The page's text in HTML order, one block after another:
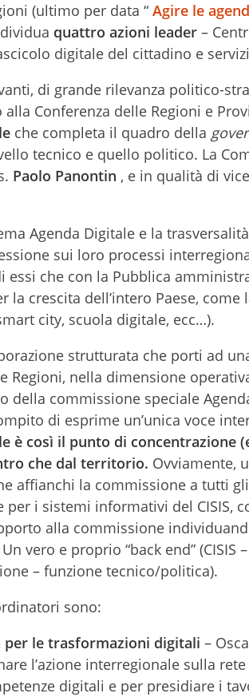
(ultimo per data “ Agire le
quattro azioni leader –
digitale del cittadino e
di grande rilevanza politico-
alla Conferenza delle Regioni e
che completa il quadro della
tecnico e quello politico. La
Paolo Panontin , e in qualità di
Agenda Digitale e la
sui loro processi
essi che con la Pubblica
la crescita dell’intero Paese,
city, scuola digitale, ecc…).
strutturata che porti ad
Regioni, nella dimensione
della commissione speciale
di esprime un’unica voce
è così il punto di concentrazione
che dal territorio. Ovviamente,
affianchi la commissione a tutti
i sistemi informativi del CISIS,
alla commissione
vero e proprio “back end”
– funzione tecnico/politica).
sono:
per le trasformazioni digitali –
l’azione interregionale sulla
digitali e per presidiare i